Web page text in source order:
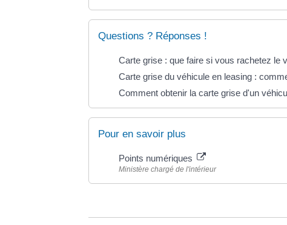
Questions ? Réponses !
Carte grise : que faire si vous rachetez le
Carte grise du véhicule en leasing :
Comment obtenir la carte grise d'un
Pour en savoir plus
Points numériques
Ministère chargé de l'intérieur